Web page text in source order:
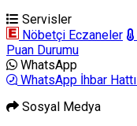
Servisler
Nöbetçi Eczaneler
Puan Durumu
WhatsApp
WhatsApp İhbar Hattı
Sosyal Medya